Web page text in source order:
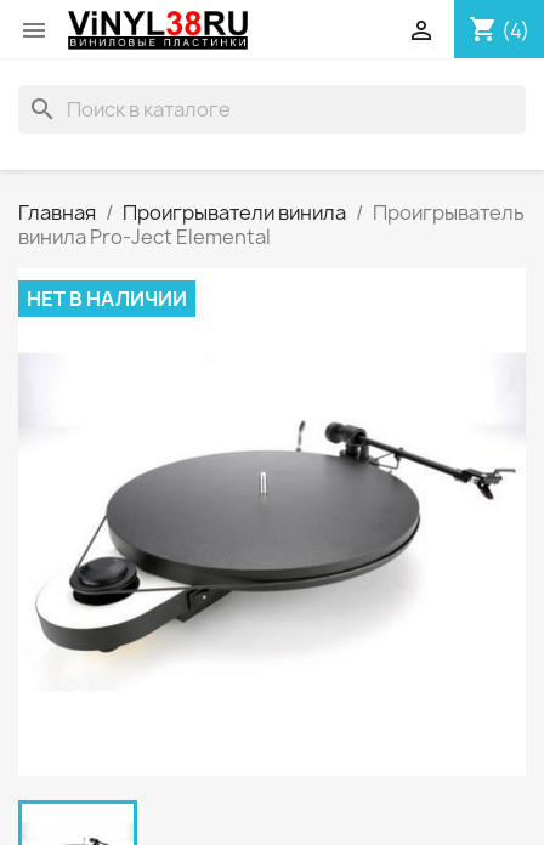
 shopping_cart (4)

search
Главная Проигрыватели винила
Проигрыватель
винила Pro-Ject Elemental
НЕТ В НАЛИЧИИ